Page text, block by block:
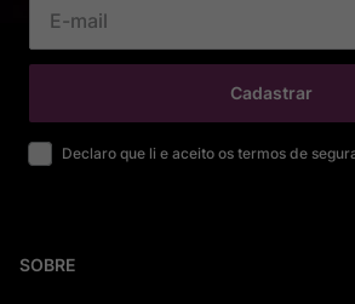
Cadastrar
Declaro que li e aceito os termos de
SOBRE